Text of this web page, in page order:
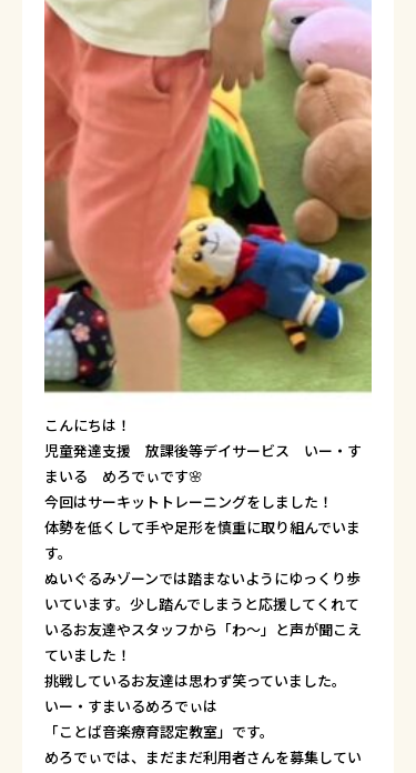
こんにちは！
児童発達支援 放課後等デイサービス いー・す
まいる めろでぃです🌸
今回はサーキットトレーニングをしました！
体勢を低くして手や足形を慎重に取り組んでいま
す。
ぬいぐるみゾーンでは踏まないようにゆっくり歩
いています。少し踏んでしまうと応援してくれて
いるお友達やスタッフから「わ～」と声が聞こえ
ていました！
挑戦しているお友達は思わず笑っていました。
いー・すまいるめろでぃは
「ことば音楽療育認定教室」です。
めろでぃでは、まだまだ利用者さんを募集してい